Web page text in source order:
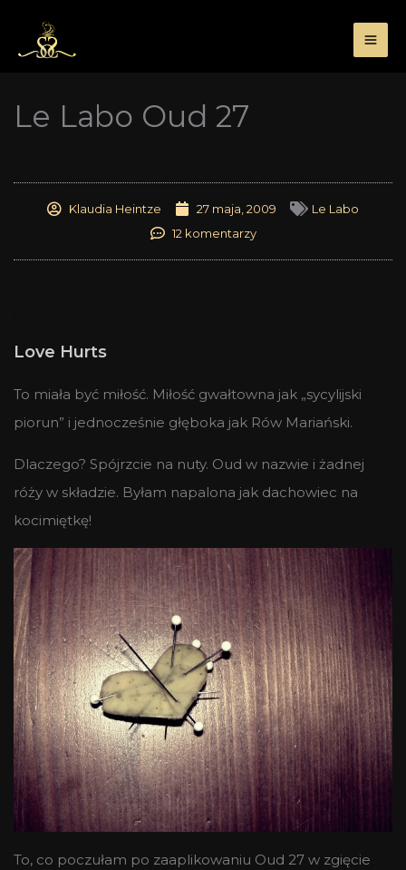
treści
Le Labo Oud 27
Klaudia Heintze 27 maja, 2009
Le Labo
12 komentarzy
Love Hurts
To miała być miłość. Miłość gwałtowna jak „sycylijski
piorun” i jednocześnie głęboka jak Rów Mariański.
Dlaczego? Spójrzcie na nuty. Oud w nazwie i żadnej
róży w składzie. Byłam napalona jak dachowiec na
kocimiętkę!
To, co poczułam po zaaplikowaniu Oud 27 w zgięcie